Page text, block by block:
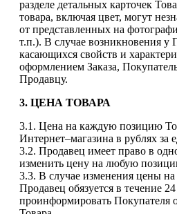
разделе детальных карточек
товара, включая цвет, могут
от представленных на
т.п.). В случае возникновения у
касающихся свойств и
оформлением Заказа,
Продавцу.
3. ЦЕНА ТОВАРА
3.1. Цена на каждую позицию
Интернет–магазина в рублях за
3.2. Продавец имеет право в
изменить цену на любую
3.3. В случае изменения цены
Продавец обязуется в течение 24
проинформировать Покупателя